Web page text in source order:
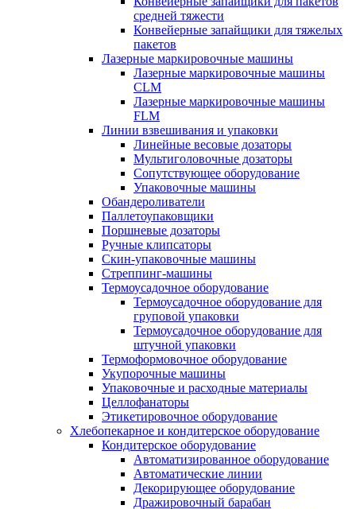
средней тяжести
Конвейерные запайщики для тяжелых
пакетов
Лазерные маркировочные машины
Лазерные маркировочные машины
CLM
Лазерные маркировочные машины
FLM
Линии взвешивания и упаковки
Линейные весовые дозаторы
Мультиголовочные дозаторы
Сопутствующее оборудование
Упаковочные машины
Обандероливатели
Паллетоупаковщики
Поршневые дозаторы
Ручные клипсаторы
Скин-упаковочные машины
Стреппинг-машины
Термоусадочное оборудование
Термоусадочное оборудование для
груповой упаковки
Термоусадочное оборудование для
штучной упаковки
Термоформовочное оборудование
Укупорочные машины
Упаковочные и расходные материалы
Целлофанаторы
Этикетировочное оборудование
Хлебопекарное и кондитерское оборудование
Кондитерское оборудование
Автоматизированное оборудование
Автоматические линии
Декорирующее оборудование
Дражировочный барабан